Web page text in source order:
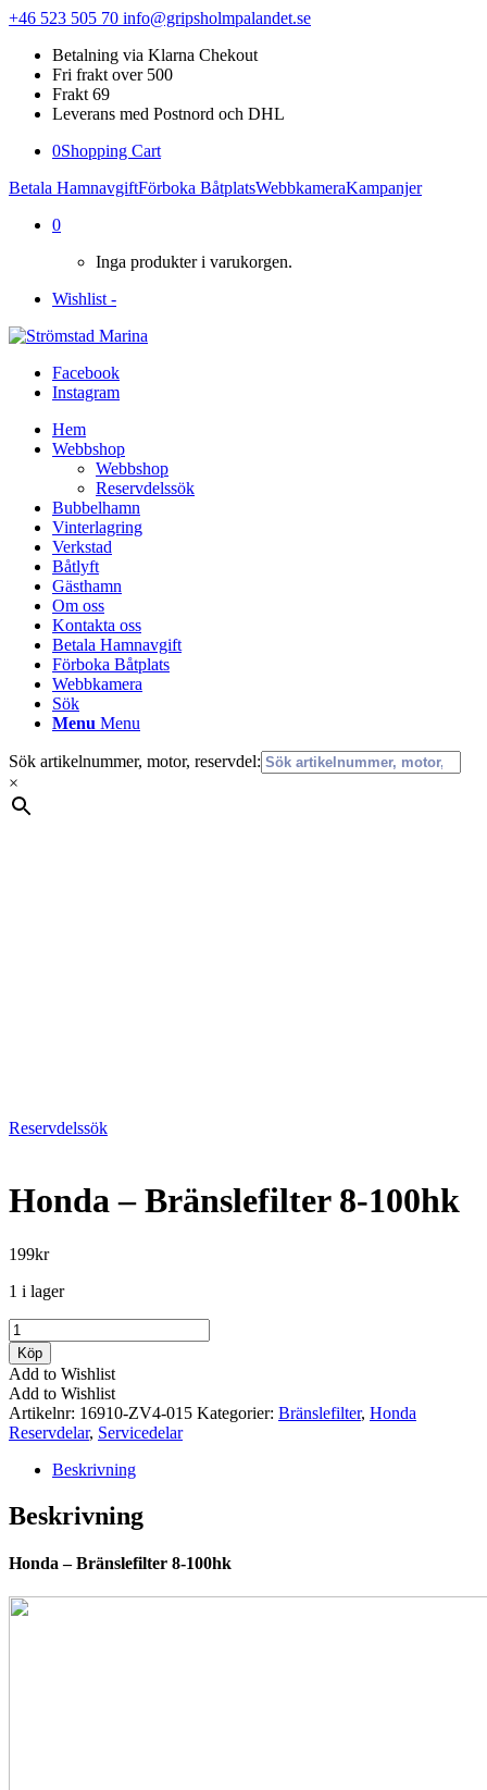
+46 523 505 70 info@gripsholmpalandet.se
Betalning via Klarna Chekout
Fri frakt over 500
Frakt 69
Leverans med Postnord och DHL
0Shopping Cart
Betala HamnavgiftFörboka BåtplatsWebbkameraKampanjer
0
Inga produkter i varukorgen.
Wishlist -
Facebook
Instagram
Hem
Webbshop
Webbshop
Reservdelssök
Bubbelhamn
Vinterlagring
Verkstad
Båtlyft
Gästhamn
Om oss
Kontakta oss
Betala Hamnavgift
Förboka Båtplats
Webbkamera
Sök
Menu Menu
Sök artikelnummer, motor, reservdel:
×
Reservdelssök
Honda – Bränslefilter 8-100hk
199kr
1 i lager
Honda
-
Bränslefilter
8-
100hk
mängd
Köp
Add to Wishlist
Add to Wishlist
Artikelnr: 16910-ZV4-015 Kategorier: Bränslefilter, Honda
Reservdelar, Servicedelar
Beskrivning
Beskrivning
Honda – Bränslefilter 8-100hk